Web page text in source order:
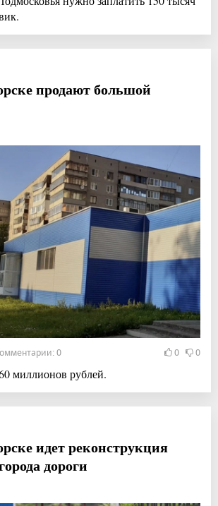
продают большой
0 0 0
миллионов рублей.
идет реконструкция
дороги